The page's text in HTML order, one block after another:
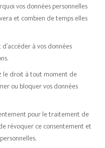
vos données personnelles
et combien de temps elles
à vos données
le droit à tout moment de
ou bloquer vos données
pour le traitement de
révoquer ce consentement et